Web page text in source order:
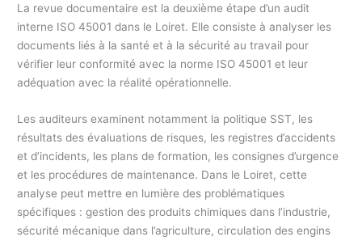
La revue documentaire est la deuxième étape d’un audit
interne ISO 45001 dans le Loiret. Elle consiste à analyser les
documents liés à la santé et à la sécurité au travail pour
vérifier leur conformité avec la norme ISO 45001 et leur
adéquation avec la réalité opérationnelle.
Les auditeurs examinent notamment la politique SST, les
résultats des évaluations de risques, les registres d’accidents
et d’incidents, les plans de formation, les consignes d’urgence
et les procédures de maintenance. Dans le Loiret, cette
analyse peut mettre en lumière des problématiques
spécifiques : gestion des produits chimiques dans l’industrie,
sécurité mécanique dans l’agriculture, circulation des engins